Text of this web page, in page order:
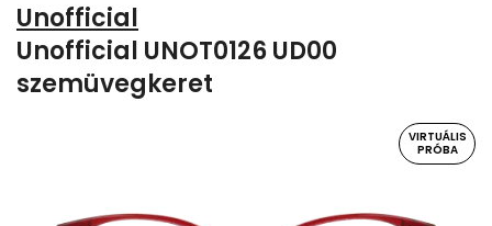
Unofficial
Unofficial UNOT0126 UD00
szemüvegkeret
VIRTUÁLIS
PRÓBA